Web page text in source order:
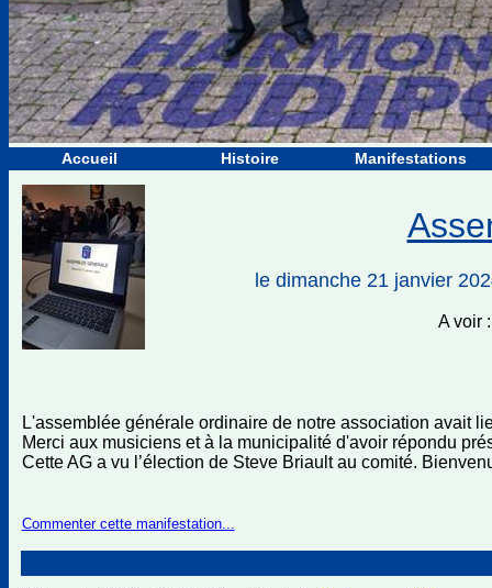
Accueil Histoire Manifestations
le dimanche 21 janvier
A voir
L'assemblée générale ordinaire de notre association avait
Merci aux musiciens et à la municipalité d'avoir répondu
Cette AG a vu l’élection de Steve Briault au comité.
Commenter cette manifestation...